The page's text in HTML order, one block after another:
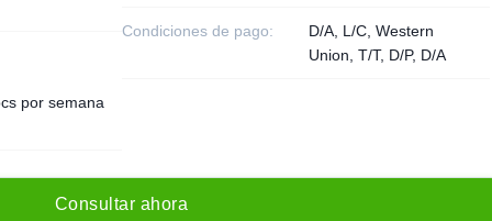
Condiciones de pago:
D/A, L/C, Western
Union, T/T, D/P, D/A
por semana
Consu tar ahora